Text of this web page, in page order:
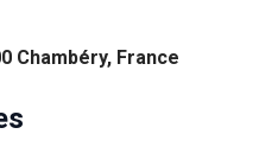
Chambéry, France